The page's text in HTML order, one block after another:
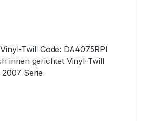
Twill Code: DA4075RPI
innen gerichtet Vinyl-Twill
Serie